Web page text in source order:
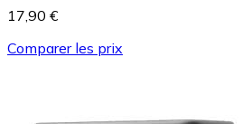
17,90 €
Comparer les prix